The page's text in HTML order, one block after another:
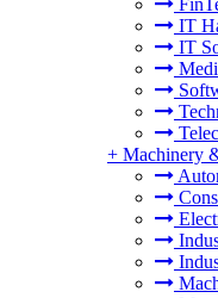
IT
IT
+ Machinery